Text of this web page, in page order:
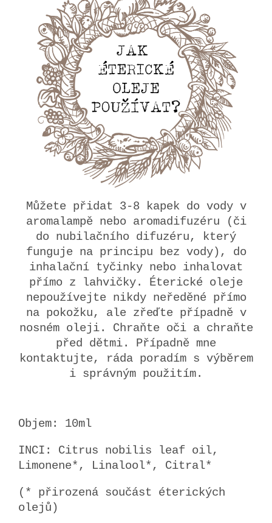
Můžete přidat 3-8 kapek do vody v
aromalampě nebo aromadifuzéru (či
do nubilačního difuzéru, který
funguje na principu bez vody), do
inhalační tyčinky nebo inhalovat
přímo z lahvičky. Éterické oleje
nepoužívejte nikdy neředěné přímo
na pokožku, ale zřeďte případně v
nosném oleji. Chraňte oči a chraňte
před dětmi. Případně mne
kontaktujte, ráda poradím s výběrem
i správným použitím.
Objem: 10ml
INCI: Citrus nobilis leaf oil,
Limonene*, Linalool*, Citral*
(* přirozená součást éterických
olejů)